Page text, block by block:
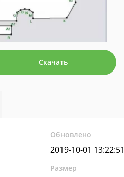
Скачать
Обновлено
2019-10-01 13:22:51
Размер